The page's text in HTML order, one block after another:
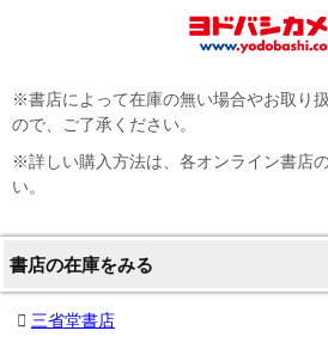
※書店によって在庫の無い場合やお取り
ので、ご了承ください。
※詳しい購入方法は、各オンライン書店
い。
書店の在庫をみる
三省堂書店